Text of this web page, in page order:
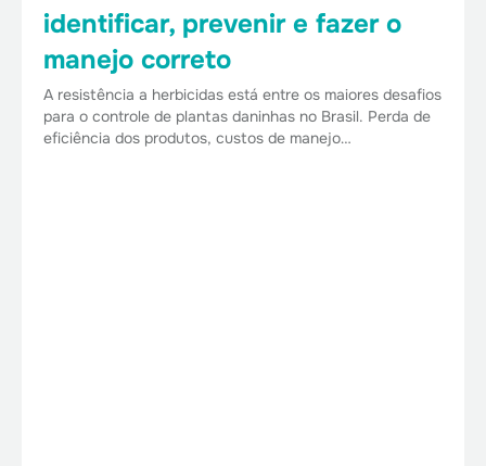
identificar, prevenir e fazer o
manejo correto
A resistência a herbicidas está entre os maiores desafios
para o controle de plantas daninhas no Brasil. Perda de
eficiência dos produtos, custos de manejo…